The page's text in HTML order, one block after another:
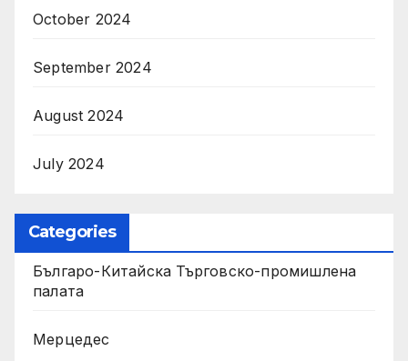
October 2024
September 2024
August 2024
July 2024
Categories
Българо-Китайска Търговско-промишлена
палaта
Мерцедес